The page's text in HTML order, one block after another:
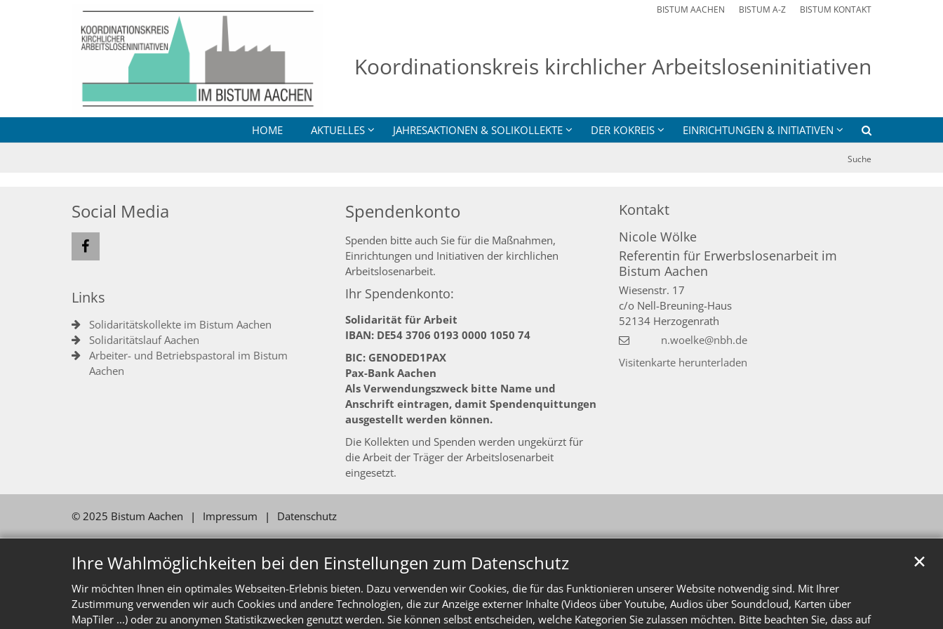
Ihre Wahlmöglichkeiten bei den Einstellungen zum Datenschutz
Wir möchten Ihnen ein optimales Webseiten-Erlebnis bieten. Dazu verwenden wir Cookies, die für das Funktionieren unserer Website notwendig sind. Mit Ihrer
Zustimmung verwenden wir auch Cookies und andere Technologien, die zur Anzeige externer Inhalte (Videos über Youtube, Audios über Soundcloud, Karten über
MapTiler ...) oder zu anonymen Statistikzwecken genutzt werden. Sie können selbst entscheiden, welche Kategorien Sie zulassen möchten. Bitte beachten Sie, dass auf
✕
Zum Inhalt springen BISTUM AACHEN BISTUM A-Z BISTUM KONTAKT
Koordinationskreis kirchlicher Arbeitsloseninitiativen
HOME AKTUELLES JAHRESAKTIONEN & SOLIKOLLEKTE DER KOKREIS EINRICHTUNGEN & INITIATIVEN
Suche
Social Media
Links
Solidaritätskollekte im Bistum Aachen
Solidaritätslauf Aachen
Arbeiter- und Betriebspastoral im Bistum
Aachen
Spendenkonto
Spenden bitte auch Sie für die Maßnahmen,
Einrichtungen und Initiativen der kirchlichen
Arbeitslosenarbeit.
Ihr Spendenkonto:
Solidarität für Arbeit
IBAN: DE54 3706 0193 0000 1050 74
BIC: GENODED1PAX
Pax-Bank Aachen
Als Verwendungszweck bitte Name und
Anschrift eintragen, damit Spendenquittungen
ausgestellt werden können.
Die Kollekten und Spenden werden ungekürzt für
die Arbeit der Träger der Arbeitslosenarbeit
eingesetzt.
Kontakt
Nicole Wölke
Referentin für Erwerbslosenarbeit im
Bistum Aachen
Wiesenstr. 17
c/o Nell-Breuning-Haus
52134 Herzogenrath
n.woelke@nbh.de
Visitenkarte herunterladen
© 2025 Bistum Aachen Impressum Datenschutz